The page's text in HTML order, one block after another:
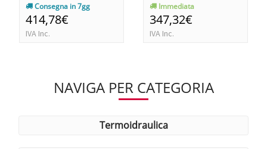
Consegna in 7gg
414,78€
IVA Inc.
Immediata
347,32€
IVA Inc.
NAVIGA PER CATEGORIA
termoidraulica